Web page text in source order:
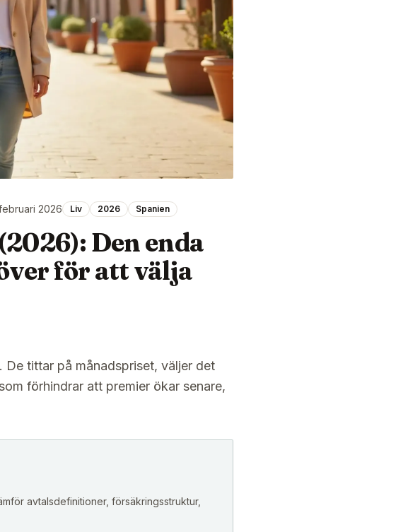
2026 Liv 2026 Spanien
Den enda
för att välja
tittar på månadspriset, väljer det
förhindrar att premier ökar senare,
avtalsdefinitioner, försäkringsstruktur,